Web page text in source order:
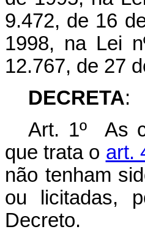
9.472, de 16
1998, na Lei
12.767, de 27
DECRETA:
Art. 1º As
que trata o art.
não tenham
ou licitadas,
Decreto.